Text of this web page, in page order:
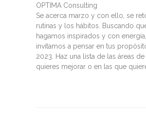
OPTIMA Consulting
Se acerca marzo y con ello, se
rutinas y los hábitos. Buscando
hagamos inspirados y con
invitamos a pensar en tus
2023. Haz una lista de las áreas
quieres mejorar o en las que